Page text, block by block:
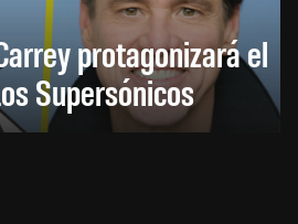
protagonizará el
Supersónicos